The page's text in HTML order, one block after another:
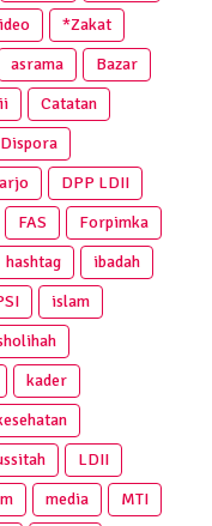
*Zakat
asrama
Bazar
Catatan
Dispora
DPP LDII
FAS
Forpimka
hashtag
ibadah
islam
kader
LDII
media
MTI